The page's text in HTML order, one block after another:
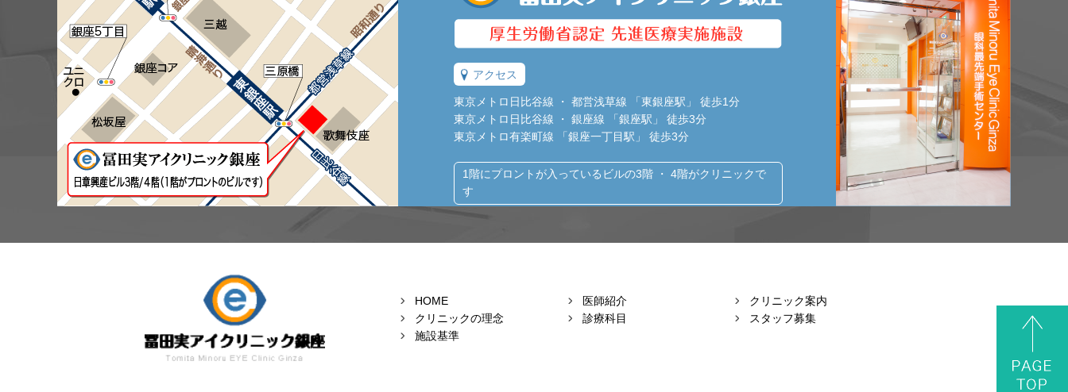
アクセス
東京メトロ日比谷線 ・ 都営浅草線 「東銀座駅」 徒歩1分
東京メトロ日比谷線 ・ 銀座線 「銀座駅」 徒歩3分
東京メトロ有楽町線 「銀座一丁目駅」 徒歩3分
1階にプロントが入っているビルの3階 ・ 4階がクリニックで
す
HOME 医師紹介
クリニック案内
クリニックの理念
診療科目
スタッフ募集
施設基準